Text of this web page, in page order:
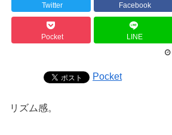
Twitter Facebook
Pocket LINE
Pocket
リズム感。